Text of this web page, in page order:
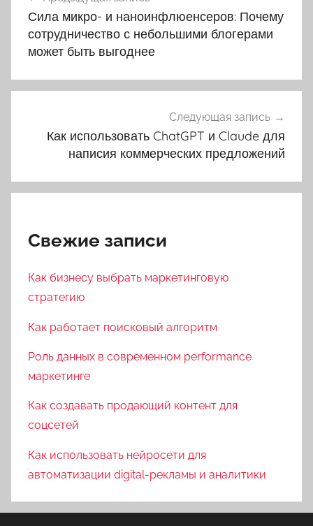
по
записям
Сила микро- и наноинфлюенсеров: Почему
сотрудничество с небольшими блогерами
может быть выгоднее
Следующая запись
Как использовать ChatGPT и Claude для
написия коммерческих предложений
Свежие записи
Как бизнесу выбрать маркетинговую
стратегию
Как работает поисковый алгоритм
Роль данных в современном performance
маркетинге
Как создавать продающий контент для
соцсетей
Как использовать нейросети для
автоматизации digital-рекламы и аналитики